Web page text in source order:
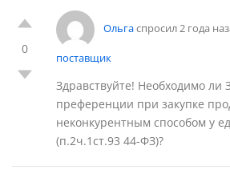
0
Ольгаспросил 2 года
поставщик
Здравствуйте! Необходимо ли
преференции при закупке
неконкурентным способом у
(п.2ч.1ст.93 44-ФЗ)?